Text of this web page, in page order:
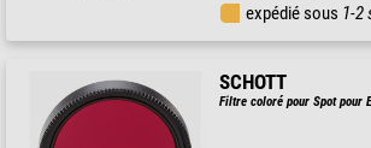
expédié sous 1-2
SCHOTT
Filtre coloré pour Spot pour